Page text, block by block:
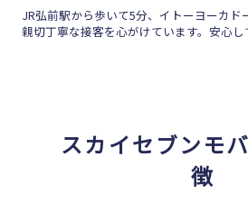
JR弘前駅から歩いて5分、イトーヨーカド
親切丁寧な接客を心がけています。安心し
スカイセブンモ
徴